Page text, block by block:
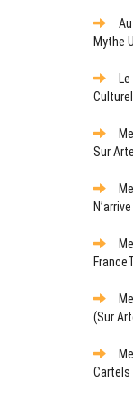
Mythe
Sur
(sur
Cartels